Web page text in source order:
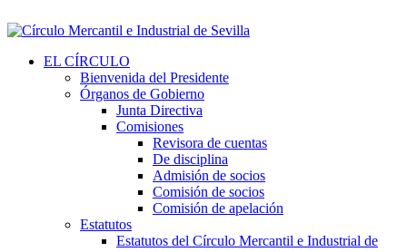
EL CÍRCULO
Bienvenida del Presidente
Órganos de Gobierno
Junta Directiva
Comisiones
Revisora de cuentas
De disciplina
Admisión de socios
Comisión de socios
Comisión de apelación
Estatutos
Estatutos del Círculo Mercantil e Industrial de